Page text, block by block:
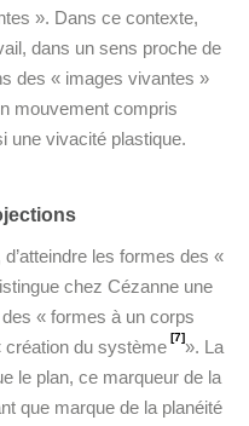
». Dans ce contexte,
dans un sens proche de
des « images vivantes »
mouvement compris
une vivacité plastique.
les formes des «
chez Cézanne une
« formes à un corps
création du système [7]». La
le plan, ce marqueur de la
que marque de la planéité